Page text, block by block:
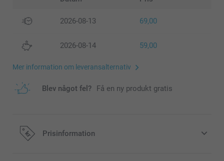
2026-08-13 69,00
2026-08-14 59,00
Mer information om leveransalternativ
Blev något fel? Få en ny produkt gratis
Prisinformation